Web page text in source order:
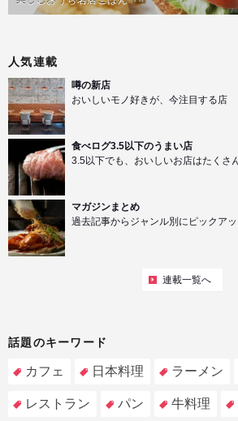
人気連載
噂の新店
おいしいモノ好きが、今注目する店
食べログ3.5以下のうまい店
3.5以下でも、おいしいお店はたくさ
マガジンまとめ
過去記事からジャンル別にピックアッ
連載一覧へ
話題のキーワード
カフェ 日本料理 ラーメン
レストラン パン 牛料理